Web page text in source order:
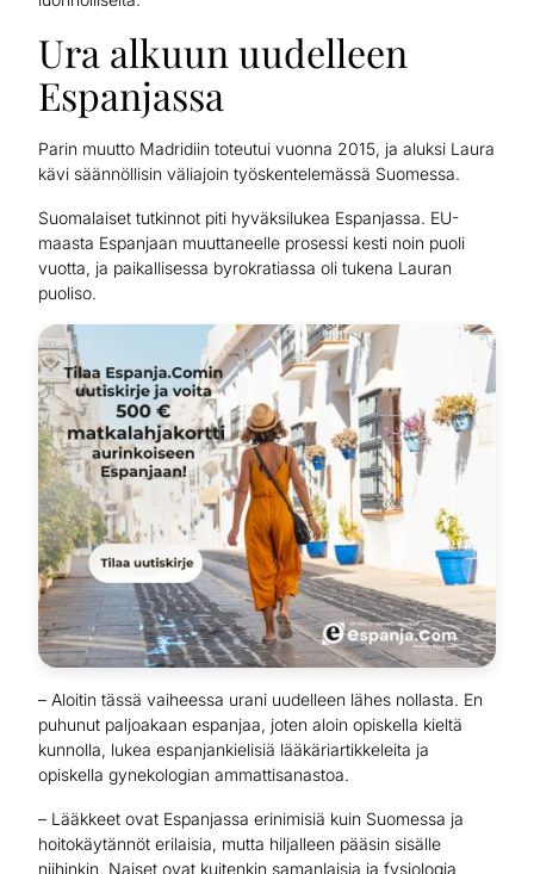
Ura alkuun uudelleen
Espanjassa
Parin muutto Madridiin toteutui vuonna 2015, ja aluksi Laura
kävi säännöllisin väliajoin työskentelemässä Suomessa.
Suomalaiset tutkinnot piti hyväksilukea Espanjassa. EU-
maasta Espanjaan muuttaneelle prosessi kesti noin puoli
vuotta, ja paikallisessa byrokratiassa oli tukena Lauran
puoliso.
– Aloitin tässä vaiheessa urani uudelleen lähes nollasta. En
puhunut paljoakaan espanjaa, joten aloin opiskella kieltä
kunnolla, lukea espanjankielisiä lääkäriartikkeleita ja
opiskella gynekologian ammattisanastoa.
– Lääkkeet ovat Espanjassa erinimisiä kuin Suomessa ja
hoitokäytännöt erilaisia, mutta hiljalleen pääsin sisälle
niihinkin. Naiset ovat kuitenkin samanlaisia ja fysiologia